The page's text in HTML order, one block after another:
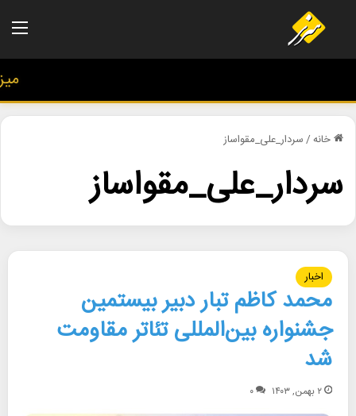
خانه/سردار_علی_مقواساز
سردار_علی_مقواساز
اخبار
محمد کاظم تبار دبیر بیستمین
جشنواره بین‌المللی تئاتر مقاومت
شد
۲ بهمن, ۱۴۰۳ ۰